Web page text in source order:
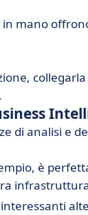
in mano
di analisi e
è